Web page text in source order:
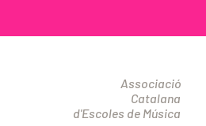
Associació
Catalana
d'Escoles de Música